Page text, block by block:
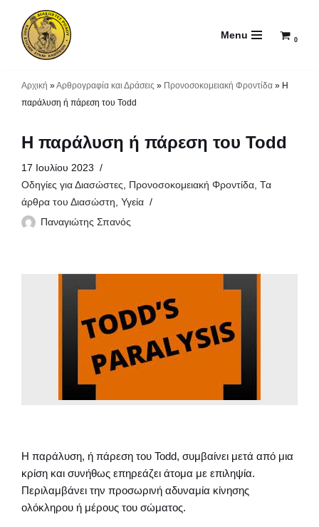
Μεταπηδήστε
Menu 0
Αρχική »Αρθρογραφία και Δράσεις » Προνοσοκομειακή Φροντίδα » Η
παράλυση ή πάρεση του Todd
Η παράλυση ή πάρεση του Todd
17 Ιουλίου 2023
Οδηγίες για Διασώστες, Προνοσοκομειακή Φροντίδα, Τα
άρθρα του Διασώστη, Υγεία
Παναγιώτης Σπανός
Η παράλυση, ή πάρεση του Todd, συμβαίνει μετά από μια
κρίση και συνήθως επηρεάζει άτομα με επιληψία.
Περιλαμβάνει την προσωρινή αδυναμία κίνησης
ολόκληρου ή μέρους του σώματος.